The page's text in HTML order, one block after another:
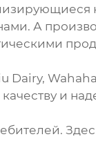
А
Dairy,
и